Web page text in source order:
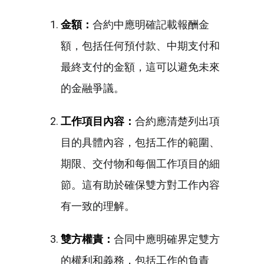
金額： 合約中應明確記載報酬金
額，包括任何預付款、中期支付和
最終支付的金額，這可以避免未來
的金融爭議。
工作項目內容： 合約應清楚列出項
目的具體內容，包括工作的範圍、
期限、交付物和每個工作項目的細
節。這有助於確保雙方對工作內容
有一致的理解。
雙方權責： 合同中應明確界定雙方
的權利和義務，包括工作的負責